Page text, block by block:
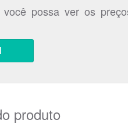
possa ver os
produto